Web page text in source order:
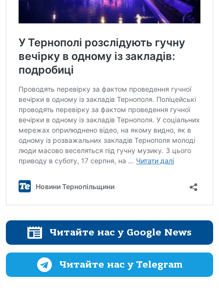
Читайте нас у Google News
Читайте нас у Telegram